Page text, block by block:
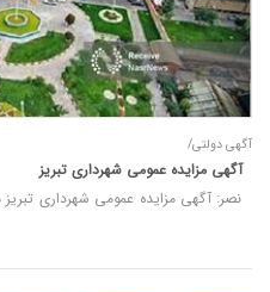
آگهی دولتی/
آگهی مزایده عمومی شهرداری تبریز
نصر: آگهی مزایده عمومی شهرداری